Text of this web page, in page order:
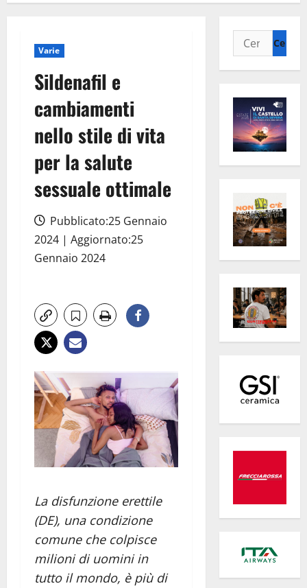
Varie
Sildenafil e
cambiamenti
nello stile di vita
per la salute
sessuale ottimale
Pubblicato:25 Gennaio
2024 | Aggiornato:25
Gennaio 2024
La disfunzione erettile
(DE), una condizione
comune che colpisce
milioni di uomini in
tutto il mondo, è più di
Ricerca
per: